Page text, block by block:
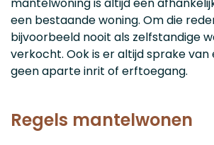
een bestaande woning. Om die
bijvoorbeeld nooit als zelfstandige
verkocht. Ook is er altijd sprake van
geen aparte inrit of erftoegang.
Regels mantelwonen